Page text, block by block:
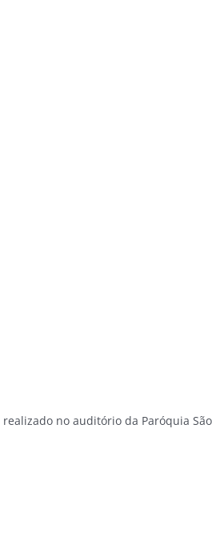
realizado no auditório da Paróquia